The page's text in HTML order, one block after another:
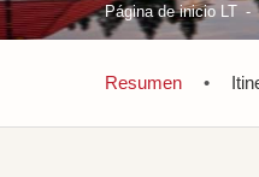
Página de inicio LT
Resumen •